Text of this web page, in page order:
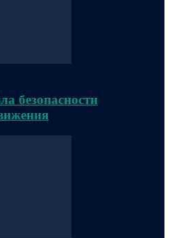
безопасности